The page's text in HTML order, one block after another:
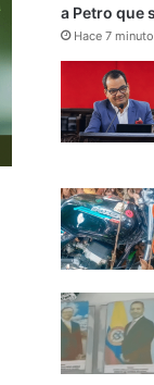
a Petro que
Hace 7